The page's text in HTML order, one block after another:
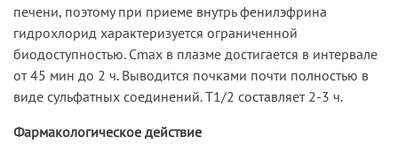
печени, поэтому при приеме внутрь фенилэфрина
гидрохлорид характеризуется ограниченной
биодоступностью. Cmax в плазме достигается в интервале
от 45 мин до 2 ч. Выводится почками почти полностью в
виде сульфатных соединений. T1/2 составляет 2-3 ч.
Фармакологическое действие